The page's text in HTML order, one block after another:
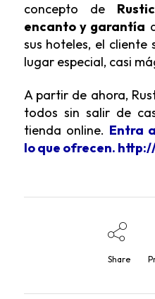
concepto de
encanto y garantía
sus hoteles, el
lugar especial, casi
A partir de ahora,
todos sin salir de
tienda online. Entra
lo que ofrecen.
Share